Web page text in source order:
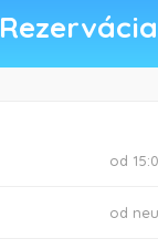
Rezervácia
od
od